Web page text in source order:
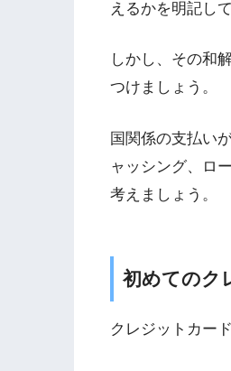
えるかを明記し
しかし、その和
つけましょう。
国関係の支払い
ャッシング、ロ
考えましょう。
初めてのク
クレジットカー